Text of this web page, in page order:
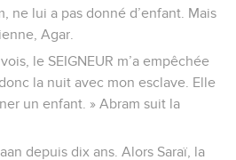
ne lui a pas donné d’enfant. Mais
Agar.
le SEIGNEUR m’a empêchée
la nuit avec mon esclave. Elle
un enfant. » Abram suit la
depuis dix ans. Alors Saraï, la